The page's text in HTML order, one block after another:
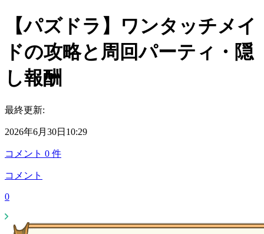
【パズドラ】ワンタッチメイ
ドの攻略と周回パーティ・隠
し報酬
最終更新:
2026年6月30日10:29
コメント 0 件
コメント
0